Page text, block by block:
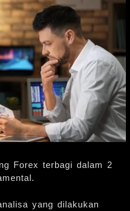
Forex terbagi dalam 2
yang dilakukan